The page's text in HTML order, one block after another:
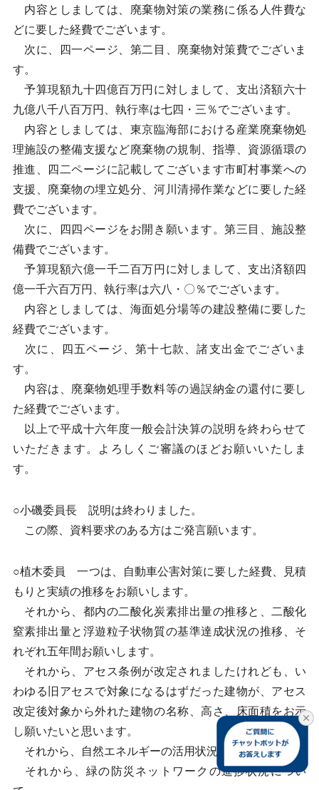
内容としましては、廃棄物対策の業務に係る人件費な
どに要した経費でございます。
次に、四一ページ、第二目、廃棄物対策費でございま
す。
予算現額九十四億百万円に対しまして、支出済額六十
九億八千八百万円、執行率は七四・三％でございます。
内容としましては、東京臨海部における産業廃棄物処
理施設の整備支援など廃棄物の規制、指導、資源循環の
推進、四二ページに記載してございます市町村事業への
支援、廃棄物の埋立処分、河川清掃作業などに要した経
費でございます。
次に、四四ページをお開き願います。第三目、施設整
備費でございます。
予算現額六億一千二百万円に対しまして、支出済額四
億一千六百万円、執行率は六八・〇％でございます。
内容としましては、海面処分場等の建設整備に要した
経費でございます。
次に、四五ページ、第十七款、諸支出金でございま
す。
内容は、廃棄物処理手数料等の過誤納金の還付に要し
た経費でございます。
以上で平成十六年度一般会計決算の説明を終わらせて
いただきます。よろしくご審議のほどお願いいたしま
す。
○小磯委員長 説明は終わりました。
この際、資料要求のある方はご発言願います。
○植木委員 一つは、自動車公害対策に要した経費、見積
もりと実績の推移をお願いします。
それから、都内の二酸化炭素排出量の推移と、二酸化
窒素排出量と浮遊粒子状物質の基準達成状況の推移、そ
れぞれ五年間お願いします。
それから、アセス条例が改定されましたけれども、い
わゆる旧アセスで対象になるはずだった建物が、アセス
改定後対象から外れた建物の名称、高さ、床面積をお示
し願いたいと思います。
それから、自然エネルギーの活用状況について。
それから、緑の防災ネットワークの進捗状況につい